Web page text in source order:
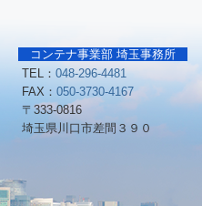
コンテナ事業部 埼玉事務所
TEL： 048-296-4481
FAX： 050-3730-4167
〒333-0816
埼玉県川口市差間３９０